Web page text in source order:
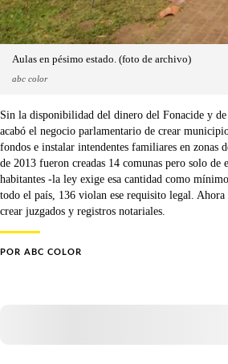
Aulas en pésimo estado. (foto de archivo)
abc color
Sin la disponibilidad del dinero del Fonacide y
acabó el negocio parlamentario de crear
fondos e instalar intendentes familiares en zonas
de 2013 fueron creadas 14 comunas pero solo de
habitantes -la ley exige esa cantidad como
todo el país, 136 violan ese requisito legal. Ahora
crear juzgados y registros notariales.
POR ABC COLOR